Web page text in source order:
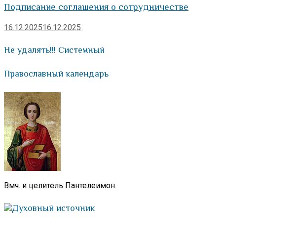
Подписание соглашения о сотрудничестве
16.12.202516.12.2025
Не удалять!!! Системный
Православный календарь
Вмч. и целитель Пантелеимон.
Духовный источник